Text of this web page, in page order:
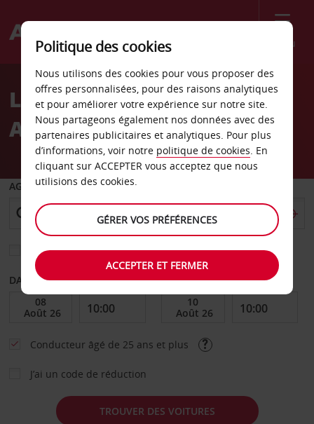
Menu
Welcome
AvisLocation de voiture
Altenbourg
AGENCE DE DÉPART
Sélectionnez une autre agence de retour
DATE DE DÉBUT DATE DE FIN
Conducteur âgé de 25 ans et plus
J’ai un code de réduction
TROUVER DES VOITURES
Politique des cookies
Nous utilisons des cookies pour vous proposer des
offres personnalisées, pour des raisons analytiques
et pour améliorer votre expérience sur notre site.
Nous partageons également nos données avec des
partenaires publicitaires et analytiques. Pour plus
d’informations, voir notre politique de cookies. En
cliquant sur ACCEPTER vous acceptez que nous
utilisions des cookies.
GÉRER VOS PRÉFÉRENCES
ACCEPTER ET FERMER